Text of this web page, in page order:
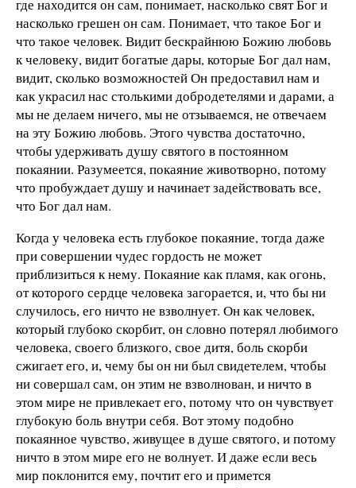
где находится он сам, понимает, насколько свят Бог и
насколько грешен он сам. Понимает, что такое Бог и
что такое человек. Видит бескрайнюю Божию любовь
к человеку, видит богатые дары, которые Бог дал нам,
видит, сколько возможностей Он предоставил нам и
как украсил нас столькими добродетелями и дарами, а
мы не делаем ничего, мы не отзываемся, не отвечаем
на эту Божию любовь. Этого чувства достаточно,
чтобы удерживать душу святого в постоянном
покаянии. Разумеется, покаяние животворно, потому
что пробуждает душу и начинает задействовать все,
что Бог дал нам.
Когда у человека есть глубокое покаяние, тогда даже
при совершении чудес гордость не может
приблизиться к нему. Покаяние как пламя, как огонь,
от которого сердце человека загорается, и, что бы ни
случилось, его ничто не взволнует. Он как человек,
который глубоко скорбит, он словно потерял любимого
человека, своего близкого, свое дитя, боль скорби
сжигает его, и, чему бы он ни был свидетелем, чтобы
ни совершал сам, он этим не взволнован, и ничто в
этом мире не привлекает его, потому что он чувствует
глубокую боль внутри себя. Вот этому подобно
покаянное чувство, живущее в душе святого, и потому
ничто в этом мире его не волнует. И даже если весь
мир поклонится ему, почтит его и примется